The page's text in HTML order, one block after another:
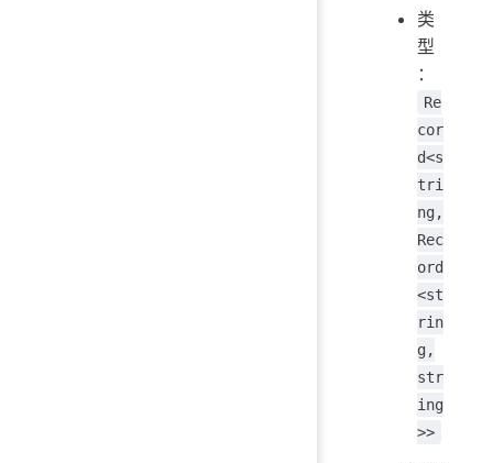
类
型
：
Re
cor
d<s
tri
ng,
Rec
ord
<st
rin
g,
str
ing
>>